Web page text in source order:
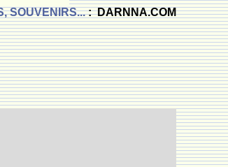
SOUVENIRS...: DARNNA.COM